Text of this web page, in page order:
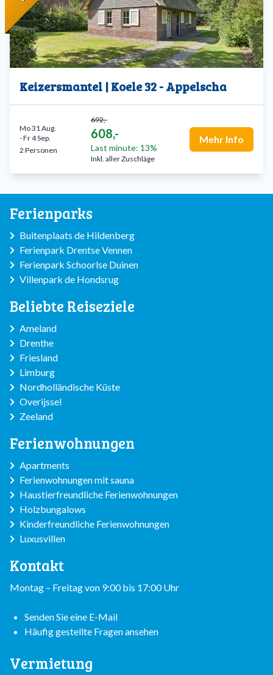
Keizersmantel | Koele 32 - Appelscha
692,-
608,-
Last minute: 13%
Inkl. aller Zuschläge
Mo 31 Aug.
-Fr 4 Sep.
2 Personen
Mehr Info
Ferienparks
Buitenplaats de Hildenberg
Ferienpark Drentse Vennen
Ferienpark Schoorlse Duinen
Villenpark de Hondsrug
Beliebte Reiseziele
Ameland
Drenthe
Friesland
Limburg
Nordholländische Küste
Overijssel
Zeeland
Ferienwohnungen
Apartments
Ferienwohnungen mit sauna
Haustierfreundliche Ferienwohnungen
Holzbungalows
Kinderfreundliche Ferienwohnungen
Luxusvillen
Kontakt
Montag – Freitag von 9:00 bis 17:00 Uhr
Senden Sie eine E-Mail
Häufig gestellte Fragen ansehen
Vermietung